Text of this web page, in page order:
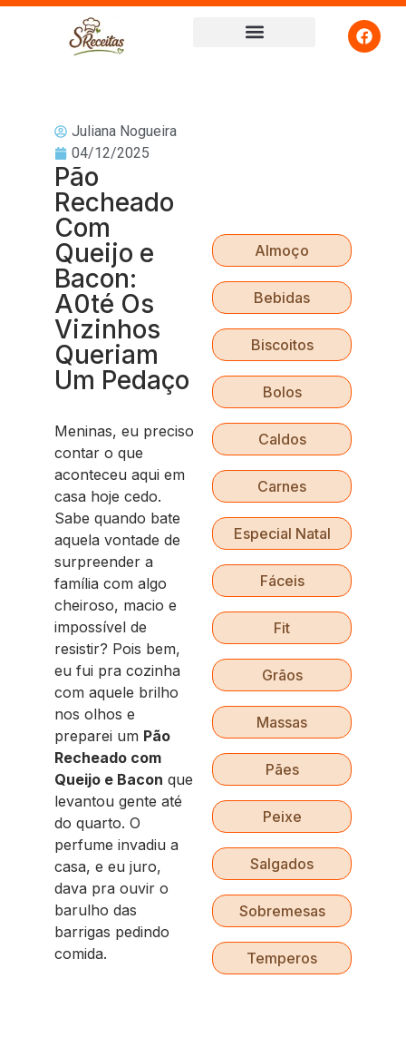
Juliana Nogueira
04/12/2025
Pão
Recheado
Com
Queijo e
Bacon:
A0té Os
Vizinhos
Queriam
Um Pedaço
Meninas, eu preciso
contar o que
aconteceu aqui em
casa hoje cedo.
Sabe quando bate
aquela vontade de
surpreender a
família com algo
cheiroso, macio e
impossível de
resistir? Pois bem,
eu fui pra cozinha
com aquele brilho
nos olhos e
preparei um Pão
Recheado com
Queijo e Bacon que
levantou gente até
do quarto. O
perfume invadiu a
casa, e eu juro,
dava pra ouvir o
barulho das
barrigas pedindo
comida.
Almoço
Bebidas
Biscoitos
Bolos
Caldos
Carnes
Especial Natal
Fáceis
Fit
Grãos
Massas
Pães
Peixe
Salgados
Sobremesas
Temperos